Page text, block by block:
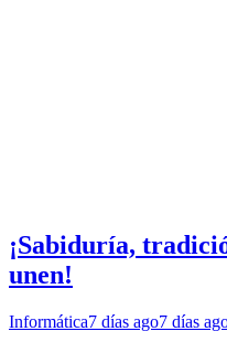
¡Sabiduría,
unen!
Informática7 días ago7 días